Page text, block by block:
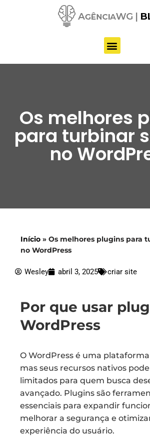
conteúdo
Os melhores
para turbinar
no
Início » Os melhores plugins para
no WordPress
Wesley abril 3, 2025 criar site
Por que usar
WordPress
O WordPress é uma
mas seus recursos nativos
limitados para quem busca
avançado. Plugins são
essenciais para expandir
melhorar a segurança e
experiência do usuário.